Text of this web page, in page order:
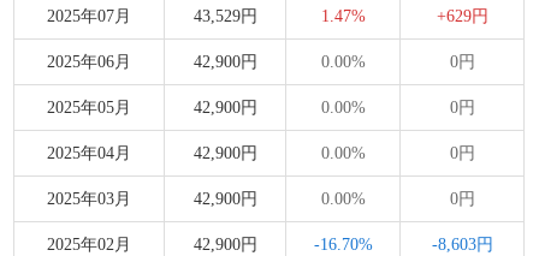
2025年07月 43,529円 1.47% +629円
2025年06月 42,900円 0.00% 0円
2025年05月 42,900円 0.00% 0円
2025年04月 42,900円 0.00% 0円
2025年03月 42,900円 0.00% 0円
2025年02月 42,900円 -16.70% -8,603円